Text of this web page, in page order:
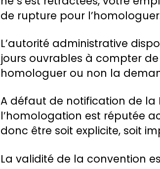
de rupture pour
L’autorité administrative
jours ouvrables à compter
homologuer ou non la
A défaut de notification de la
l’homologation est réputée
donc être soit explicite, soit
La validité de la convention